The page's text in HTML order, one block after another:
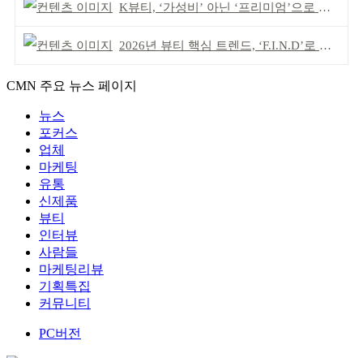
K뷰티, ‘가성비’ 아닌 ‘프리미엄’으로 승부걸어야
2026년 뷰티 핵심 트렌드, ‘F.I.N.D’로 읽는다
CMN 주요 뉴스 페이지
뉴스
포커스
업체
마케팅
유통
신제품
뷰티
인터뷰
사람들
마케팅리뷰
기획특집
커뮤니티
PC버전